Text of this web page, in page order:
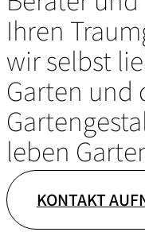
Ihren
wir selbst
Garten und
leben
KONTAKT